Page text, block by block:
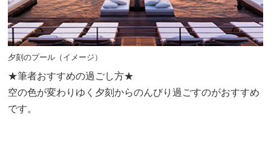
夕刻のプール（イメージ）
★筆者おすすめの過ごし方★
空の色が変わりゆく夕刻からのんびり過ごすのがおすすめ
です。